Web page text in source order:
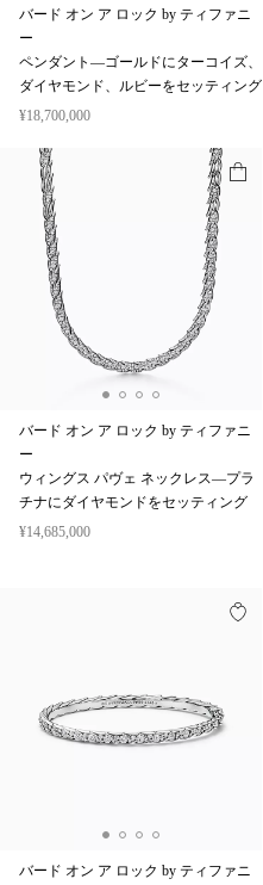
バード オン ア ロック by ティファニ
ー
ペンダント—ゴールドにターコイズ、
ダイヤモンド、ルビーをセッティング
¥18,700,000
バード オン ア ロック by ティファニ
ー
ウィングス パヴェ ネックレス—プラ
チナにダイヤモンドをセッティング
¥14,685,000
バード オン ア ロック by ティファニ